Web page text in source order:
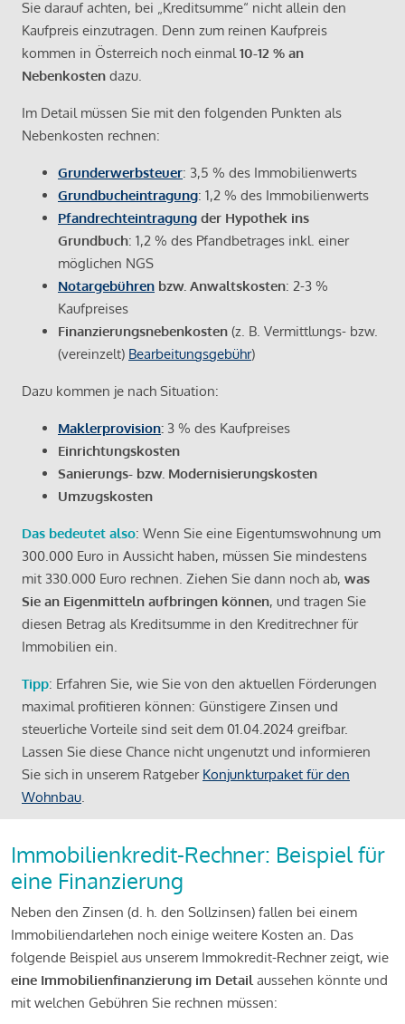
Sie darauf achten, bei „Kreditsumme“ nicht allein den
Kaufpreis einzutragen. Denn zum reinen Kaufpreis
kommen in Österreich noch einmal10-12 % an
Nebenkosten dazu.
Im Detail müssen Sie mit den folgenden Punkten als
Nebenkosten rechnen:
Grunderwerbsteuer: 3,5 % des Immobilienwerts
Grundbucheintragung: 1,2 % des Immobilienwerts
Pfandrechteintragung der Hypothek ins
Grundbuch: 1,2 % des Pfandbetrages inkl. einer
möglichen NGS
Notargebühren bzw. Anwaltskosten: 2-3 %
Kaufpreises
Finanzierungsnebenkosten (z. B. Vermittlungs- bzw.
(vereinzelt) Bearbeitungsgebühr)
Dazu kommen je nach Situation:
Maklerprovision: 3 % des Kaufpreises
Einrichtungskosten
Sanierungs- bzw. Modernisierungskosten
Umzugskosten
Das bedeutet also: Wenn Sie eine Eigentumswohnung um
300.000 Euro in Aussicht haben, müssen Sie mindestens
mit 330.000 Euro rechnen. Ziehen Sie dann noch ab, was
Sie an Eigenmitteln aufbringen können, und tragen Sie
diesen Betrag als Kreditsumme in den Kreditrechner für
Immobilien ein.
Tipp: Erfahren Sie, wie Sie von den aktuellen Förderungen
maximal profitieren können: Günstigere Zinsen und
steuerliche Vorteile sind seit dem 01.04.2024 greifbar.
Lassen Sie diese Chance nicht ungenutzt und informieren
Sie sich in unserem Ratgeber Konjunkturpaket für den
Wohnbau.
Immobilienkredit-Rechner: Beispiel für
eine Finanzierung
Neben den Zinsen (d. h. den Sollzinsen) fallen bei einem
Immobiliendarlehen noch einige weitere Kosten an. Das
folgende Beispiel aus unserem Immokredit-Rechner zeigt, wie
eine Immobilienfinanzierung im Detail aussehen könnte und
mit welchen Gebühren Sie rechnen müssen: